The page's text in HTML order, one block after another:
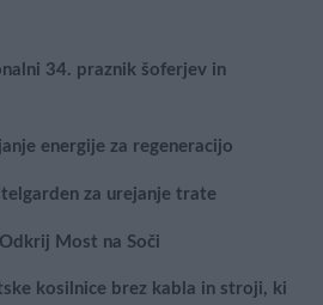
34. praznik šoferjev in
energije za regeneracijo
za urejanje trate
Most na Soči
kosilnice brez kabla in stroji, ki